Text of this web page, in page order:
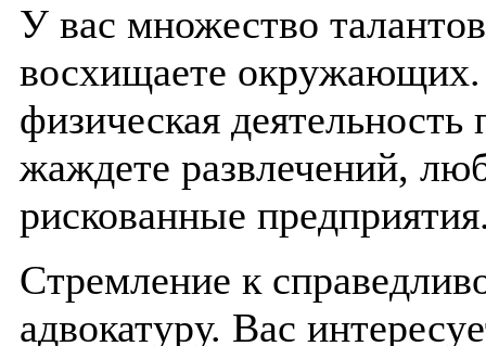
У вас множество
восхищаете
физическая
жаждете развлечений,
рискованные
Стремление к
адвокатуру. Вас